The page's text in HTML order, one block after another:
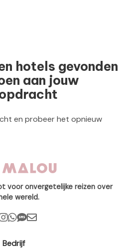
hotels gevonden
aan jouw
en probeer het opnieuw
voor onvergetelijke reizen over
wereld.
Bedrijf